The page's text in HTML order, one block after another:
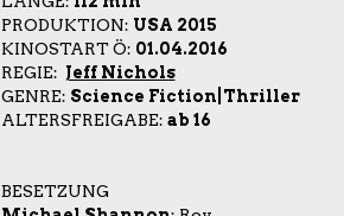
PRODUKTION: USA 2015
KINOSTART Ö: 01.04.2016
REGIE: Jeff Nichols
GENRE: Science Fiction|Thriller
ALTERSFREIGABE: ab 16
BESETZUNG